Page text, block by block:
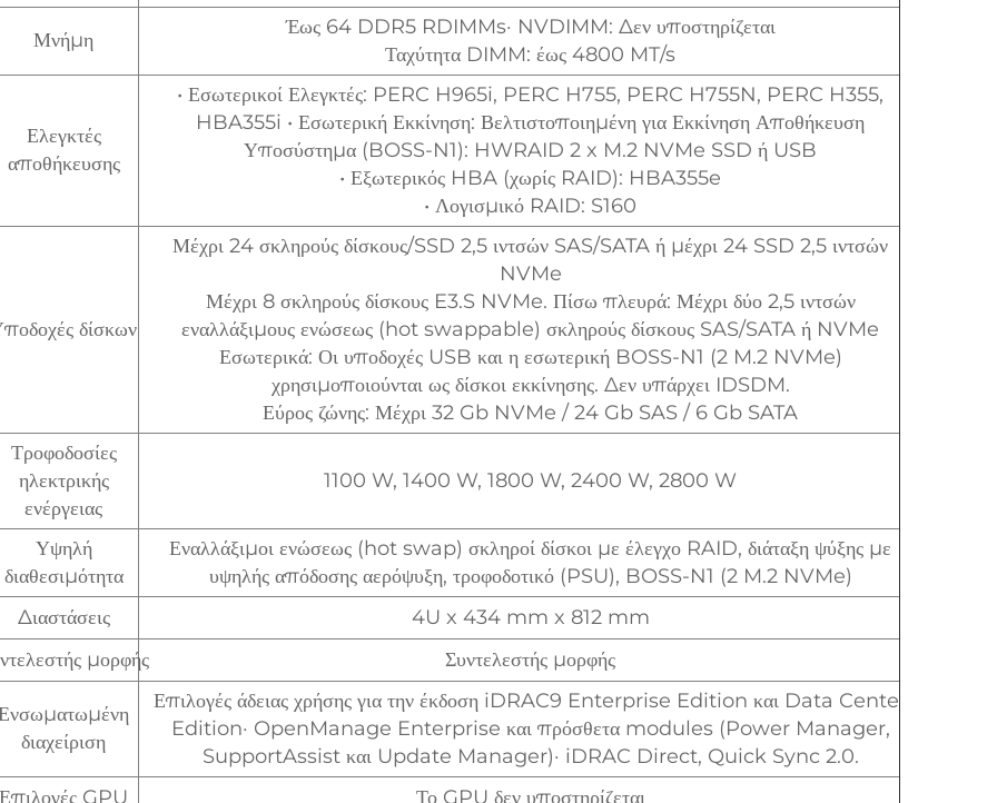
Μνήμη
Έως 64 DDR5 RDIMMs· NVDIMM: Δεν υποστηρίζεται
Ταχύτητα DIMM: έως 4800 MT/s
Ελεγκτές
αποθήκευσης
• Εσωτερικοί Ελεγκτές: PERC H965i, PERC H755, PERC H755N, PERC H355,
HBA355i • Εσωτερική Εκκίνηση: Βελτιστοποιημένη για Εκκίνηση Αποθήκευση
Υποσύστημα (BOSS-N1): HWRAID 2 x M.2 NVMe SSD ή USB
• Εξωτερικός HBA (χωρίς RAID): HBA355e
• Λογισμικό RAID: S160
δίσκων
Μέχρι 24 σκληρούς δίσκους/SSD 2,5 ιντσών SAS/SATA ή μέχρι 24 SSD 2,5 ιντσών
NVMe
Μέχρι 8 σκληρούς δίσκους E3.S NVMe. Πίσω πλευρά: Μέχρι δύο 2,5 ιντσών
εναλλάξιμους ενώσεως (hot swappable) σκληρούς δίσκους SAS/SATA ή NVMe
Εσωτερικά: Οι υποδοχές USB και η εσωτερική BOSS-N1 (2 M.2 NVMe)
χρησιμοποιούνται ως δίσκοι εκκίνησης. Δεν υπάρχει IDSDM.
Εύρος ζώνης: Μέχρι 32 Gb NVMe / 24 Gb SAS / 6 Gb SATA
Τροφοδοσίες
ηλεκτρικής
ενέργειας
1100 W, 1400 W, 1800 W, 2400 W, 2800 W
Υψηλή
διαθεσιμότητα
Εναλλάξιμοι ενώσεως (hot swap) σκληροί δίσκοι με έλεγχο RAID, διάταξη ψύξης με
υψηλής απόδοσης αερόψυξη, τροφοδοτικό (PSU), BOSS-N1 (2 M.2 NVMe)
Διαστάσεις
4U x 434 mm x 812 mm
μορφής
Συντελεστής μορφής
διαχείριση
Επιλογές άδειας χρήσης για την έκδοση iDRAC9 Enterprise Edition και Data Center
Edition· OpenManage Enterprise και πρόσθετα modules (Power Manager,
SupportAssist και Update Manager)· iDRAC Direct, Quick Sync 2.0.
Επιλογές GPU
Το GPU δεν υποστηρίζεται